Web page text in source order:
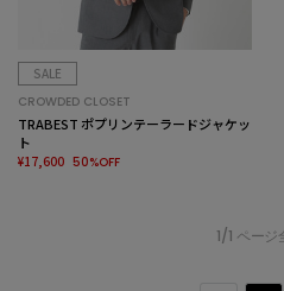
SALE
CROWDED CLOSET
TRABEST ポプリンテーラードジャケッ
ト
¥17,600 50%OFF
1/1 ページ